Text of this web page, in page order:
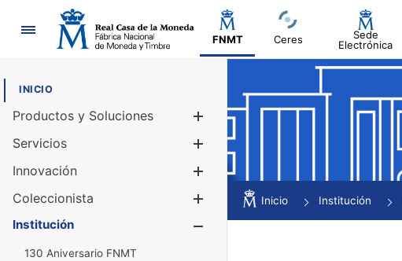
Navegación
FNMT Ceres
Sede
Electrónica
INICIO
Productos y Soluciones
Mostrar/Ocultar
Servicios
Innovación
Coleccionista
Mostrar/Ocultar
Institución
130 Aniversario FNMT
Inicio Institución